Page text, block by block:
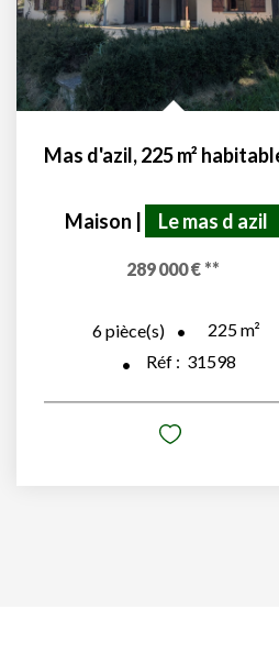
Maison Le mas d azil
289 000 € **
6pièce(s) 225m²
Réf : 31598